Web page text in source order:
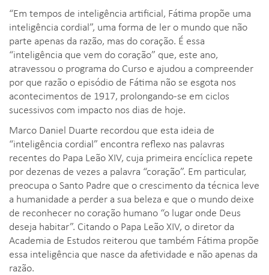
“Em tempos de inteligência artificial, Fátima propõe uma
inteligência cordial”, uma forma de ler o mundo que não
parte apenas da razão, mas do coração. É essa
“inteligência que vem do coração” que, este ano,
atravessou o programa do Curso e ajudou a compreender
por que razão o episódio de Fátima não se esgota nos
acontecimentos de 1917, prolongando-se em ciclos
sucessivos com impacto nos dias de hoje.
Marco Daniel Duarte recordou que esta ideia de
“inteligência cordial” encontra reflexo nas palavras
recentes do Papa Leão XIV, cuja primeira encíclica repete
por dezenas de vezes a palavra “coração”. Em particular,
preocupa o Santo Padre que o crescimento da técnica leve
a humanidade a perder a sua beleza e que o mundo deixe
de reconhecer no coração humano “o lugar onde Deus
deseja habitar”. Citando o Papa Leão XIV, o diretor da
Academia de Estudos reiterou que também Fátima propõe
essa inteligência que nasce da afetividade e não apenas da
razão.